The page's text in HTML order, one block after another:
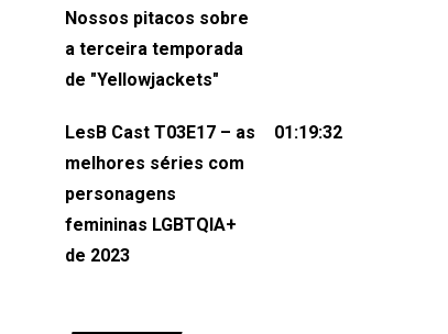
do LesB Cast:Apresentação de
Karolen Passos
(⁠⁠⁠⁠⁠⁠@KarolenPassos⁠⁠⁠⁠⁠⁠)Participação de
Pollyelly FlorêncioEdição de Naiady
Machado
Nossos pitacos sobre
a terceira temporada
de "Yellowjackets"
LesB Cast T03E17 – as
melhores séries com
personagens
femininas LGBTQIA+
de 2023
01:19:32